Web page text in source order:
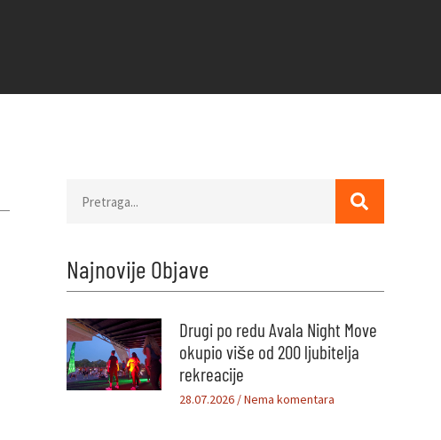
Najnovije Objave
Drugi po redu Avala Night Move
okupio više od 200 ljubitelja
rekreacije
28.07.2026 Nema komentara